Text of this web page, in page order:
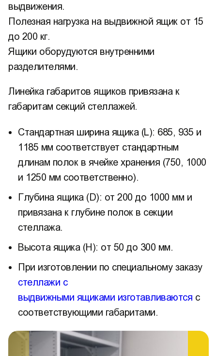
выдвижения.
Полезная нагрузка на выдвижной ящик от 15
до 200 кг.
Ящики оборудуются внутренними
разделителями.
Линейка габаритов ящиков привязана к
габаритам секций стеллажей.
Стандартная ширина ящика (L): 685, 935 и
1185 мм соответствует стандартным
длинам полок в ячейке хранения (750, 1000
и 1250 мм соответственно).
Глубина ящика (D): от 200 до 1000 мм и
привязана к глубине полок в секции
стеллажа.
Высота ящика (H): от 50 до 300 мм.
При изготовлении по специальному заказу
стеллажи с
выдвижными ящиками изготавливаются с
соответствующими габаритами.